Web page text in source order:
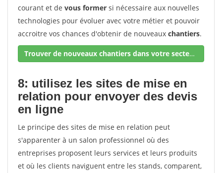
courant et de vous former si nécessaire aux nouvelles
technologies pour évoluer avec votre métier et pouvoir
accroitre vos chances d'obtenir de nouveaux chantiers.
Trouver de nouveaux chantiers dans votre secteur !
8: utilisez les sites de mise en
relation pour envoyer des devis
en ligne
Le principe des sites de mise en relation peut
s'apparenter à un salon professionnel où des
entreprises proposent leurs services et leurs produits
et où les clients naviguent entre les stands, comparent,